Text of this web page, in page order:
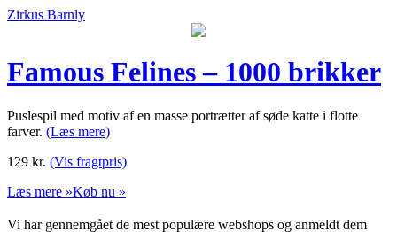
Zirkus Barnly
Famous Felines – 1000 brikker
Puslespil med motiv af en masse portrætter af søde katte i flotte
farver. (Læs mere)
129 kr. (Vis fragtpris)
Læs mere »Køb nu »
Vi har gennemgået de mest populære webshops og anmeldt dem